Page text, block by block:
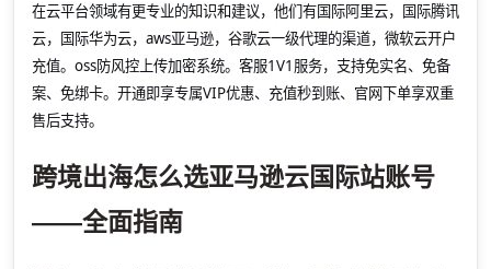
在云平台领域有更专业的知识和建议，他们有国际阿里云，国际腾讯
云，国际华为云，aws亚马逊，谷歌云一级代理的渠道，微软云开户
充值。oss防风控上传加密系统。客服1V1服务，支持免实名、免备
案、免绑卡。开通即享专属VIP优惠、充值秒到账、官网下单享双重
售后支持。
跨境出海怎么选亚马逊云国际站账号
——全面指南